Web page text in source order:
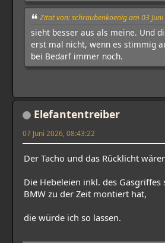
Zitat von: schraubenkoenig am 03
sieht besser aus als meine. Und
erst mal nicht, wenn es stimmig
bei Bedarf immer noch.
Elefantentreiber
07 Juni 2026, 08:43:22
Der Tacho und das Rücklicht
Die Hebeleien inkl. des
BMW zu der Zeit montiert hat,
die würde ich so lassen.